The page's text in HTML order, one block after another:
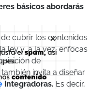
×
básicos abordarás
cubrir los contenidos
ley y, a la vez, enfocas
de
invita a diseñar
integradoras. Es decir,